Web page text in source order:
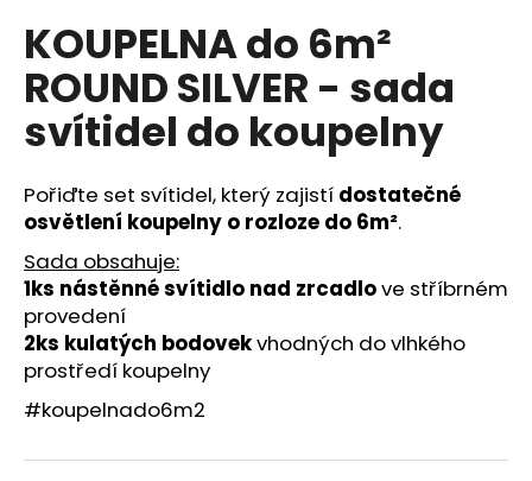
produktu
je
0,0
5
hvězdiček.
KOUPELNA do 6m²
ROUND SILVER - sada
svítidel do koupelny
Pořiďte set svítidel, který zajistí dostatečné
osvětlení koupelny o rozloze do 6m².
Sada obsahuje:
1ks nástěnné svítidlo nad zrcadlove stříbrném
provedení
2ks kulatých bodovekvhodných do vlhkého
prostředí koupelny
#koupelnado6m2
a
j
í
t
?
HLEDAT
D
o
o